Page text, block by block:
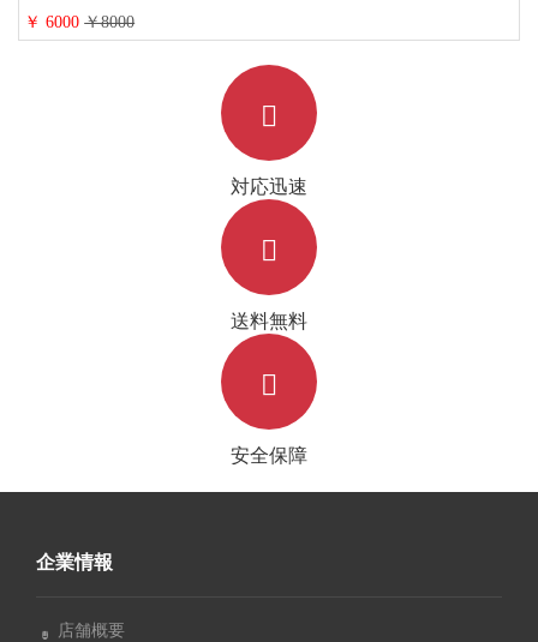
￥ 6000￥8000
対応迅速
送料無料
安全保障
企業情報
店舗概要